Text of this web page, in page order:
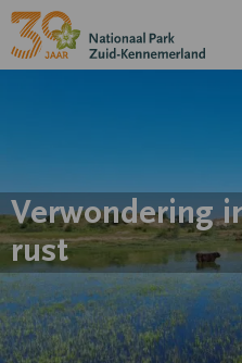
Verwondering
rust